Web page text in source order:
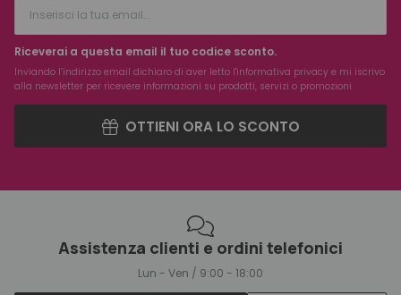
OTTIENI ORA LO SCONTO
Riceverai a questa email il tuo codice sconto.
Inviando l’indirizzo email dichiaro di aver letto l'informativa privacy e mi iscrivo
alla newsletter per ricevere informazioni su prodotti, servizi o promozioni
Assistenza clienti e ordini telefonici
Lun - Ven / 9:00 - 18:00